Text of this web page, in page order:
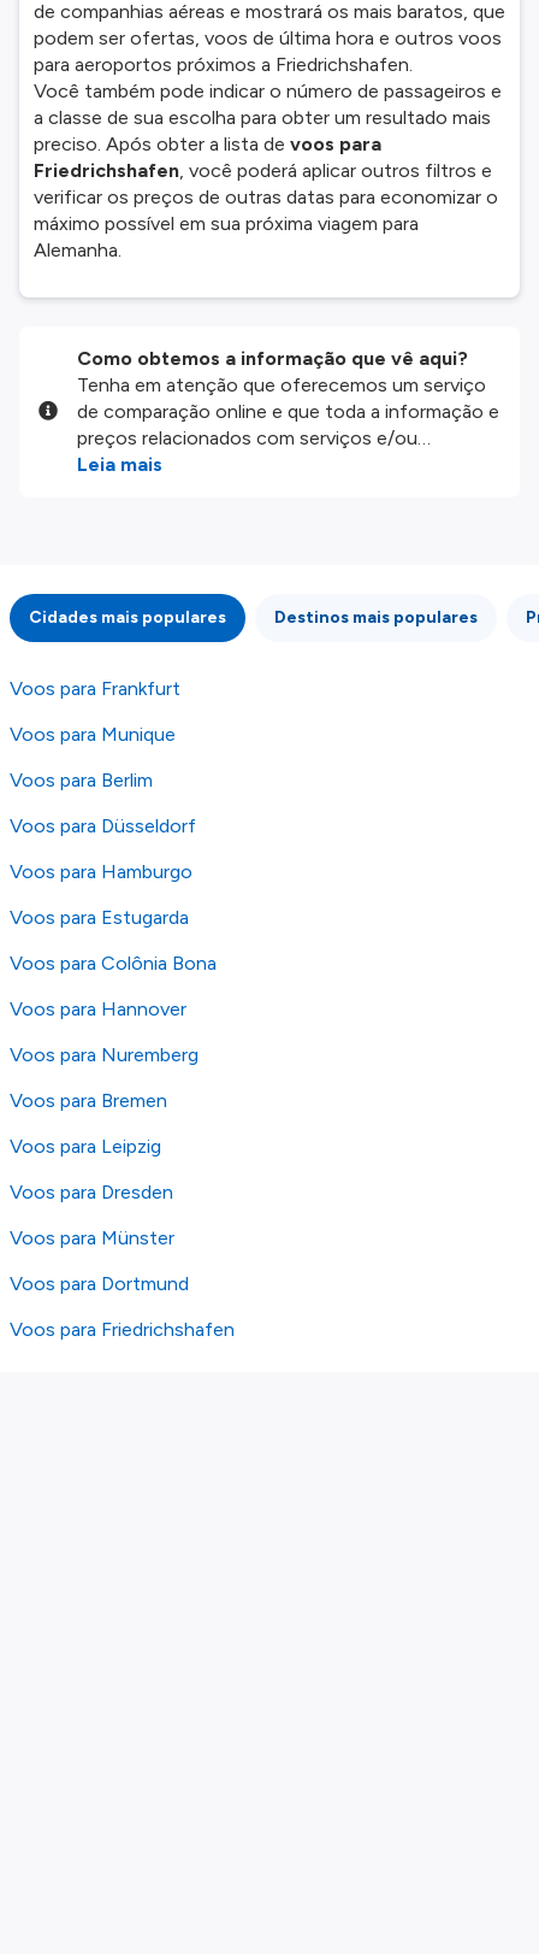
de companhias aéreas e mostrará os mais baratos, que
podem ser ofertas, voos de última hora e outros voos
para aeroportos próximos a Friedrichshafen.
Você também pode indicar o número de passageiros e
a classe de sua escolha para obter um resultado mais
preciso. Após obter a lista de voos para
Friedrichshafen, você poderá aplicar outros filtros e
verificar os preços de outras datas para economizar o
máximo possível em sua próxima viagem para
Alemanha.
Como obtemos a informação que vê aqui?
Tenha em atenção que oferecemos um serviço
de comparação online e que toda a informação e
preços relacionados com serviços e/ou
produtos disponíveis no nosso website são
integridade ou pela precisão da informação
publicada, por isso verifique com atenção todas
as condições no website do parceiro antes de
fazer uma reserva. Para mais detalhes verifique
os nossos Termos e Condições
Leia mais
Cidades mais populares Destinos mais populares
Voos para Frankfurt
Voos para Munique
Voos para Berlim
Voos para Düsseldorf
Voos para Hamburgo
Voos para Estugarda
Voos para Colônia Bona
Voos para Hannover
Voos para Nuremberg
Voos para Bremen
Voos para Leipzig
Voos para Dresden
Voos para Münster
Voos para Dortmund
Voos para Friedrichshafen